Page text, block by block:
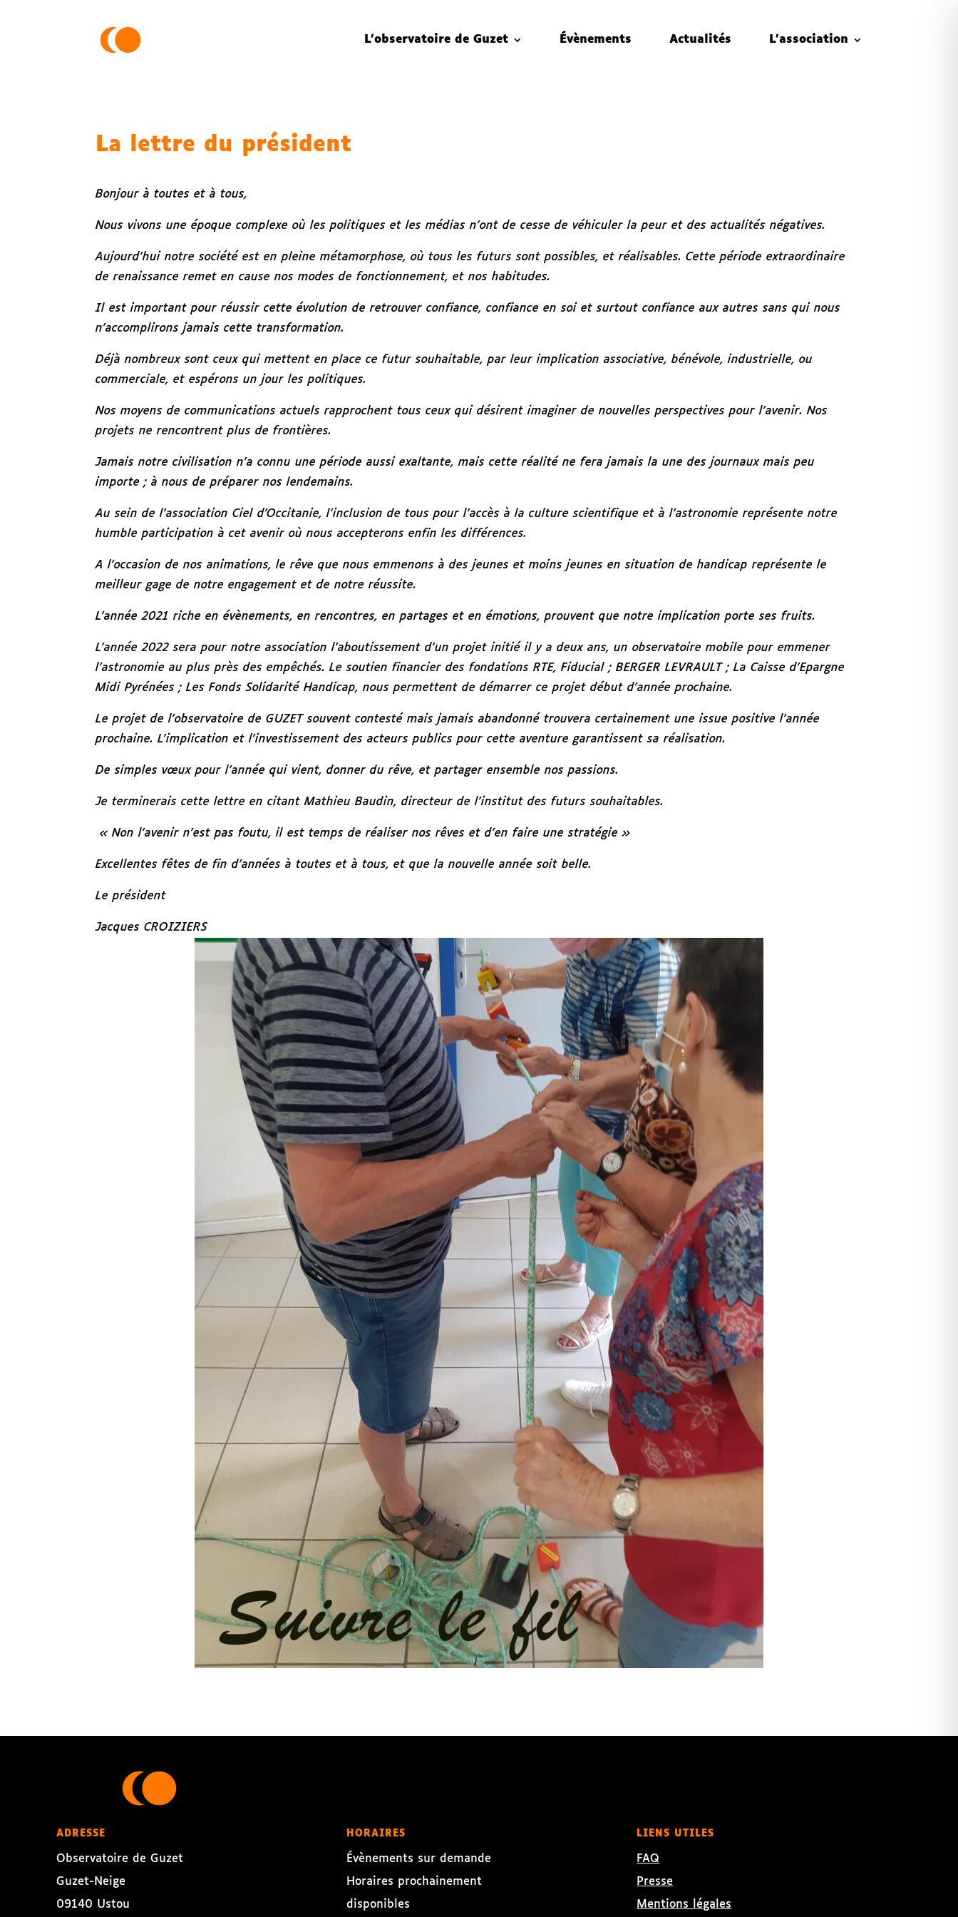
L’observatoire de Guzet Évènements Actualités L’association
La lettre du président
Bonjour à toutes et à tous,
Nous vivons une époque complexe où les politiques et les médias n’ont de cesse de véhiculer la peur et des actualités négatives.
Aujourd’hui notre société est en pleine métamorphose, où tous les futurs sont possibles, et réalisables. Cette période extraordinaire
de renaissance remet en cause nos modes de fonctionnement, et nos habitudes.
Il est important pour réussir cette évolution de retrouver confiance, confiance en soi et surtout confiance aux autres sans qui nous
n’accomplirons jamais cette transformation.
Déjà nombreux sont ceux qui mettent en place ce futur souhaitable, par leur implication associative, bénévole, industrielle, ou
commerciale, et espérons un jour les politiques.
Nos moyens de communications actuels rapprochent tous ceux qui désirent imaginer de nouvelles perspectives pour l’avenir. Nos
projets ne rencontrent plus de frontières.
Jamais notre civilisation n’a connu une période aussi exaltante, mais cette réalité ne fera jamais la une des journaux mais peu
importe ; à nous de préparer nos lendemains.
Au sein de l’association Ciel d’Occitanie, l’inclusion de tous pour l’accès à la culture scientifique et à l’astronomie représente notre
humble participation à cet avenir où nous accepterons enfin les différences.
A l’occasion de nos animations, le rêve que nous emmenons à des jeunes et moins jeunes en situation de handicap représente le
meilleur gage de notre engagement et de notre réussite.
L’année 2021 riche en évènements, en rencontres, en partages et en émotions, prouvent que notre implication porte ses fruits.
L’année 2022 sera pour notre association l’aboutissement d’un projet initié il y a deux ans, un observatoire mobile pour emmener
l’astronomie au plus près des empêchés. Le soutien financier des fondations RTE, Fiducial ; BERGER LEVRAULT ; La Caisse d’Epargne
Midi Pyrénées ; Les Fonds Solidarité Handicap, nous permettent de démarrer ce projet début d’année prochaine.
Le projet de l’observatoire de GUZET souvent contesté mais jamais abandonné trouvera certainement une issue positive l’année
prochaine. L’implication et l’investissement des acteurs publics pour cette aventure garantissent sa réalisation.
De simples vœux pour l’année qui vient, donner du rêve, et partager ensemble nos passions.
Je terminerais cette lettre en citant Mathieu Baudin, directeur de l’institut des futurs souhaitables.
« Non l’avenir n’est pas foutu, il est temps de réaliser nos rêves et d’en faire une stratégie »
Excellentes fêtes de fin d’années à toutes et à tous, et que la nouvelle année soit belle.
Le président
Jacques CROIZIERS
ADRESSE
Observatoire de Guzet
Guzet-Neige
09140 Ustou
HORAIRES
Évènements sur demande
Horaires prochainement
disponibles
LIENS UTILES
FAQ
Presse
Mentions légales